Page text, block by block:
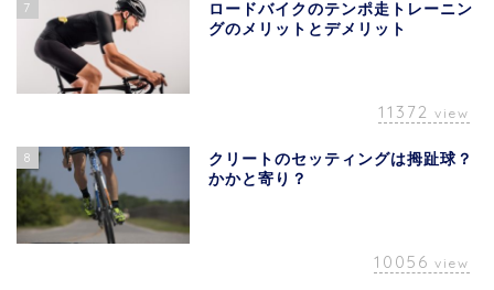
7
ロードバイクのテンポ走トレーニン
グのメリットとデメリット
11372 view
8
クリートのセッティングは拇趾球？
かかと寄り？
10056 view